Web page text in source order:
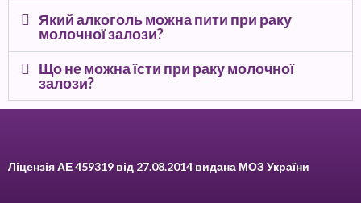
Який алкоголь можна пити при раку
молочної залози?
Що не можна їсти при раку молочної
залози?
Ліцензія АЕ 459319 від 27.08.2014 видана МОЗ України